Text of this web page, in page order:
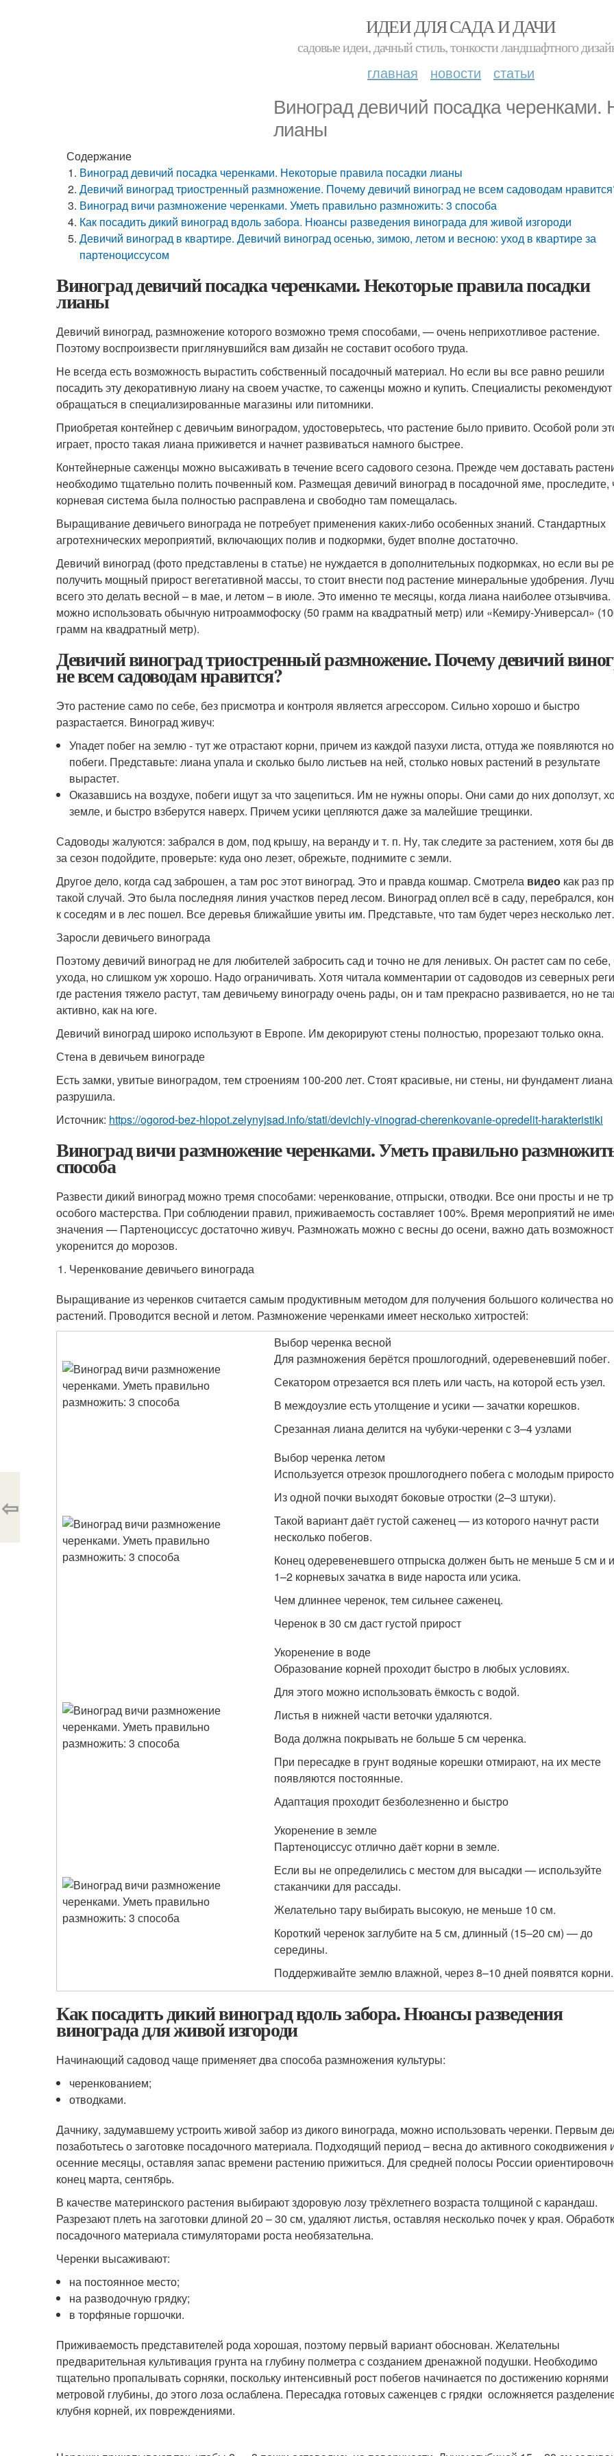
ИДЕИ ДЛЯ САДА И ДАЧИ
садовые идеи, дачный стиль, тонкости ландшафтного
главная новости статьи
Виноград девичий посадка черенками.
лианы
Содержание
Виноград девичий посадка черенками. Некоторые правила посадки лианы
Девичий виноград триостренный размножение. Почему девичий виноград не всем садоводам
Виноград вичи размножение черенками. Уметь правильно размножить: 3 способа
Как посадить дикий виноград вдоль забора. Нюансы разведения винограда для живой изгороди
Девичий виноград в квартире. Девичий виноград осенью, зимою, летом и весною: уход в квартире за
партеноциссусом
Виноград девичий посадка черенками. Некоторые правила посадки
лианы
Девичий виноград, размножение которого возможно тремя способами, — очень неприхотливое растение.
Поэтому воспроизвести приглянувшийся вам дизайн не составит особого труда.
Не всегда есть возможность вырастить собственный посадочный материал. Но если вы все равно решили
посадить эту декоративную лиану на своем участке, то саженцы можно и купить. Специалисты рекомендуют
обращаться в специализированные магазины или питомники.
Приобретая контейнер с девичьим виноградом, удостоверьтесь, что растение было привито. Особой роли
играет, просто такая лиана приживется и начнет развиваться намного быстрее.
Контейнерные саженцы можно высаживать в течение всего садового сезона. Прежде чем доставать
необходимо тщательно полить почвенный ком. Размещая девичий виноград в посадочной яме, проследите,
корневая система была полностью расправлена и свободно там помещалась.
Выращивание девичьего винограда не потребует применения каких-либо особенных знаний. Стандартных
агротехнических мероприятий, включающих полив и подкормки, будет вполне достаточно.
Девичий виноград (фото представлены в статье) не нуждается в дополнительных подкормках, но если вы
получить мощный прирост вегетативной массы, то стоит внести под растение минеральные удобрения.
всего это делать весной – в мае, и летом – в июле. Это именно те месяцы, когда лиана наиболее отзывчива.
можно использовать обычную нитроаммофоску (50 грамм на квадратный метр) или «Кемиру-Универсал»
грамм на квадратный метр).
Девичий виноград триостренный размножение. Почему девичий
не всем садоводам нравится?
Это растение само по себе, без присмотра и контроля является агрессором. Сильно хорошо и быстро
разрастается. Виноград живуч:
Упадет побег на землю - тут же отрастают корни, причем из каждой пазухи листа, оттуда же появляются
побеги. Представьте: лиана упала и сколько было листьев на ней, столько новых растений в результате
вырастет.
Оказавшись на воздухе, побеги ищут за что зацепиться. Им не нужны опоры. Они сами до них доползут,
земле, и быстро взберутся наверх. Причем усики цепляются даже за малейшие трещинки.
Садоводы жалуются: забрался в дом, под крышу, на веранду и т. п. Ну, так следите за растением, хотя бы
за сезон подойдите, проверьте: куда оно лезет, обрежьте, поднимите с земли.
Другое дело, когда сад заброшен, а там рос этот виноград. Это и правда кошмар. Смотрела видео как раз
такой случай. Это была последняя линия участков перед лесом. Виноград оплел всё в саду, перебрался,
к соседям и в лес пошел. Все деревья ближайшие увиты им. Представьте, что там будет через несколько
Заросли девичьего винограда
Поэтому девичий виноград не для любителей забросить сад и точно не для ленивых. Он растет сам по себе,
ухода, но слишком уж хорошо. Надо ограничивать. Хотя читала комментарии от садоводов из северных
где растения тяжело растут, там девичьему винограду очень рады, он и там прекрасно развивается, но не
активно, как на юге.
Девичий виноград широко используют в Европе. Им декорируют стены полностью, прорезают только окна.
Стена в девичьем винограде
Есть замки, увитые виноградом, тем строениям 100-200 лет. Стоят красивые, ни стены, ни фундамент
разрушила.
Источник: https://ogorod-bez-hlopot.zelynyjsad.info/stati/devichiy-vinograd-cherenkovanie-opredelit-harakteristiki
Виноград вичи размножение черенками. Уметь правильно
способа
Развести дикий виноград можно тремя способами: черенкование, отпрыски, отводки. Все они просты и не
особого мастерства. При соблюдении правил, приживаемость составляет 100%. Время мероприятий не
значения — Партеноциссус достаточно живуч. Размножать можно с весны до осени, важно дать
укоренится до морозов.
Черенкование девичьего винограда
Выращивание из черенков считается самым продуктивным методом для получения большого количества
растений. Проводится весной и летом. Размножение черенками имеет несколько хитростей:
Выбор черенка весной
Для размножения берётся прошлогодний, одеревеневший побег.
Секатором отрезается вся плеть или часть, на которой есть узел.
В междоузлие есть утолщение и усики — зачатки корешков.
Срезанная лиана делится на чубуки-черенки с 3–4 узлами
Выбор черенка летом
Используется отрезок прошлогоднего побега с молодым
Из одной почки выходят боковые отростки (2–3 штуки).
Такой вариант даёт густой саженец — из которого начнут расти
несколько побегов.
Конец одеревеневшего отпрыска должен быть не меньше 5 см и
1–2 корневых зачатка в виде нароста или усика.
Чем длиннее черенок, тем сильнее саженец.
Черенок в 30 см даст густой прирост
Укоренение в воде
Образование корней проходит быстро в любых условиях.
Для этого можно использовать ёмкость с водой.
Листья в нижней части веточки удаляются.
Вода должна покрывать не больше 5 см черенка.
При пересадке в грунт водяные корешки отмирают, на их месте
появляются постоянные.
Адаптация проходит безболезненно и быстро
Укоренение в земле
Партеноциссус отлично даёт корни в земле.
Если вы не определились с местом для высадки — используйте
стаканчики для рассады.
Желательно тару выбирать высокую, не меньше 10 см.
Короткий черенок заглубите на 5 см, длинный (15–20 см) — до
середины.
Поддерживайте землю влажной, через 8–10 дней появятся корни.
Как посадить дикий виноград вдоль забора. Нюансы разведения
винограда для живой изгороди
Начинающий садовод чаще применяет два способа размножения культуры:
черенкованием;
отводками.
Дачнику, задумавшему устроить живой забор из дикого винограда, можно использовать черенки. Первым
позаботьтесь о заготовке посадочного материала. Подходящий период – весна до активного сокодвижения
осенние месяцы, оставляя запас времени растению прижиться. Для средней полосы России
конец марта, сентябрь.
В качестве материнского растения выбирают здоровую лозу трёхлетнего возраста толщиной с карандаш.
Разрезают плеть на заготовки длиной 20 – 30 см, удаляют листья, оставляя несколько почек у края.
посадочного материала стимуляторами роста необязательна.
Черенки высаживают:
на постоянное место;
на разводочную грядку;
в торфяные горшочки.
Приживаемость представителей рода хорошая, поэтому первый вариант обоснован. Желательны
предварительная культивация грунта на глубину полметра с созданием дренажной подушки. Необходимо
тщательно пропалывать сорняки, поскольку интенсивный рост побегов начинается по достижению корнями
метровой глубины, до этого лоза ослаблена. Пересадка готовых саженцев с грядки осложняется
клубня корней, их повреждениями.
⇦